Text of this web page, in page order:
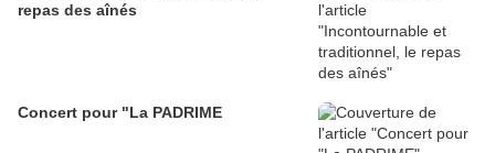
repas des aînés
Concert pour "La PADRIME